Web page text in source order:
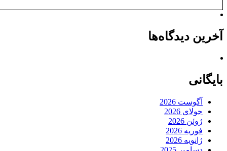
آخرین دیدگاه‌ها
بایگانی
آگوست 2026
جولای 2026
ژوئن 2026
فوریه 2026
ژانویه 2026